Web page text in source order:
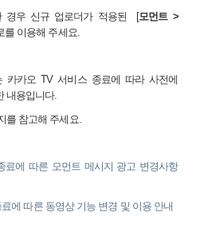
경우 신규 업로더가 적용된 [모먼트>
를 이용해 주세요.
카카오 TV서비스 종료에 따라 사전에
내용입니다.
를 참고해 주세요.
료에 따른 모먼트 메시지 광고 변경사항
료에따른 동영상 기능 변경 및 이용 안내